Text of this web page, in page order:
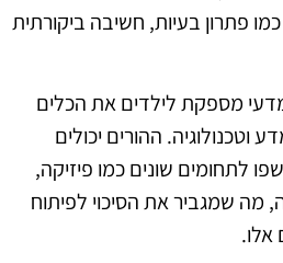
כמו פתרון בעיות, חשיבה ביקורתית
מספקת לילדים את הכלים
ההורים יכולים
לתחומים שונים כמו פיזיקה,
מה שמגביר את הסיכוי לפיתוח
אלו.